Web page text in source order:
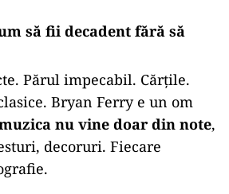
să fii decadent fără să
Părul impecabil. Cărțile.
Bryan Ferry e un om
nu vine doar din note,
decoruri. Fiecare